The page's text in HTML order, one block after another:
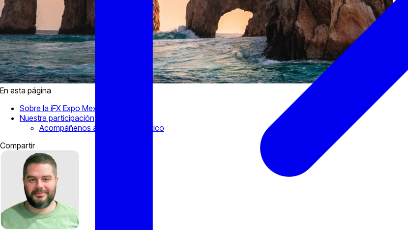
En esta página
Sobre la iFX Expo Mexico
Nuestra participación
Acompáñenos a la iFX Expo Mexico
Compartir